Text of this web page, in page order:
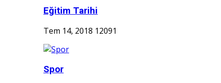
Eğitim Tarihi
Tem 14, 2018 12091
Spor